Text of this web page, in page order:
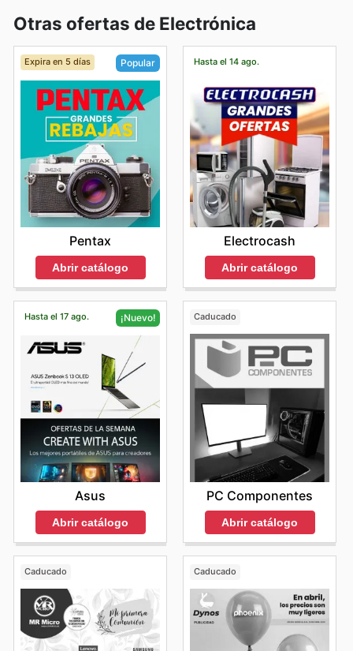
Otras ofertas de Electrónica
Expira en 5 días Popular
Pentax
Abrir catálogo
Hasta el 14 ago.
Electrocash
Abrir catálogo
Hasta el 17 ago. ¡Nuevo!
Asus
Abrir catálogo
Caducado
PC Componentes
Abrir catálogo
Caducado Caducado